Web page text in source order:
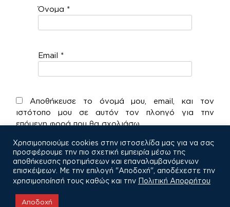
Όνομα *
Email *
Αποθήκευσε το όνομά μου, email, και τον
ιστότοπο μου σε αυτόν τον πλοηγό για την
επόμενη φορά που θα σχολιάσω.
Χρησιμοποιούμε cookies στην ιστοσελίδα μας για να σας
προσφέρουμε την πιο σχετική εμπειρία μέσω της
αποθήκευσης προτιμήσεων και επαναλαμβανόμενων
επισκέψεων. Με την επιλογή "Αποδοχή", αποδέχεστε την
χρησιμοποίησή τους καθώς και την Πολιτική Απορρήτου
Αποδοχή